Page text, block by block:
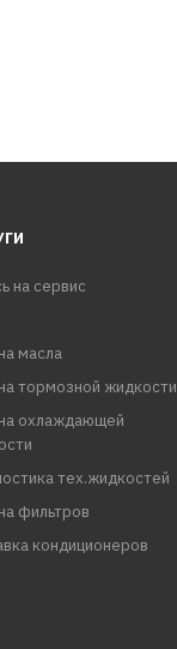
на сервис
масла
тормозной жидкости
охлаждающей
тех.жидкостей
фильтров
кондиционеров